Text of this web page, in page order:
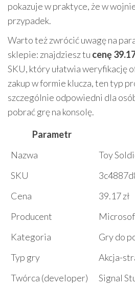
pokazuje w praktyce, że w
przypadek.
Warto też zwrócić uwagę na
sklepie: znajdziesz tu cenę
SKU, który ułatwia weryfikację
zakup w formie klucza, ten typ
szczególnie odpowiedni dla
pobrać grę na konsolę.
Parametr
Nazwa
Toy
SKU
Cena
39.17 zł
Producent
Kategoria
Gry do
Typ gry
Akcja-
Twórca (developer)
Signal